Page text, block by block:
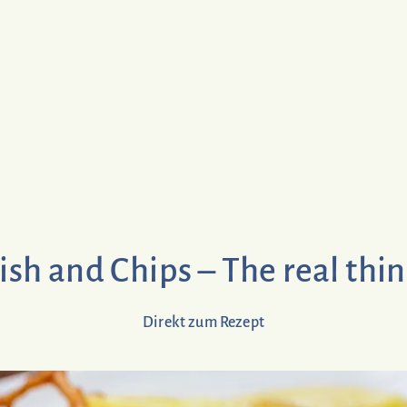
and Chips – The real
Direkt zum Rezept